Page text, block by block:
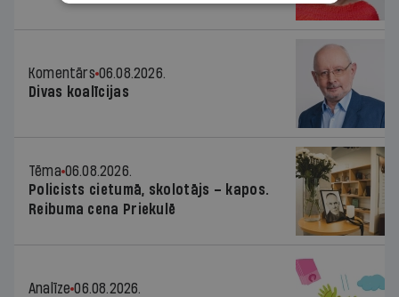
Komentārs 06.08.2026.
Divas koalīcijas
Tēma 06.08.2026.
Policists cietumā, skolotājs – kapos.
Reibuma cena Priekulē
Analīze 06.08.2026.